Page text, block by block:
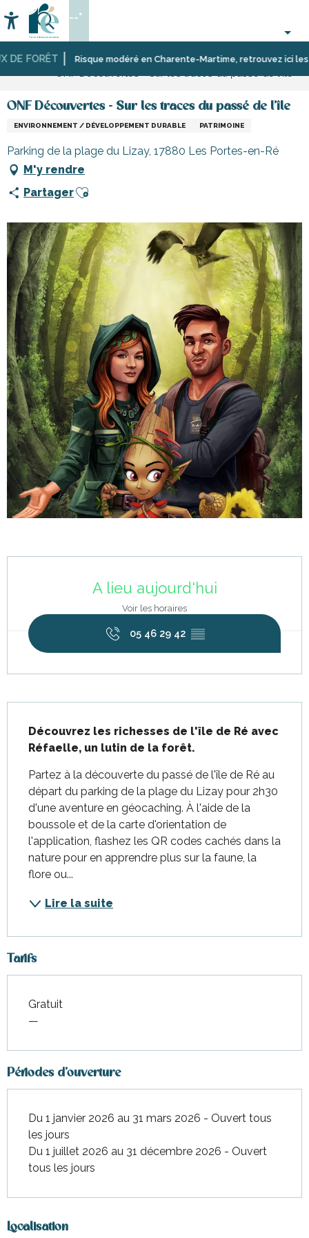
au
contenu
principal
FORÊT Risque modéré en Charente-Martime, retrouvez ici les
Accessibilité
Recherche
--°
Accueil
Activités,Activités
ONF Découvertes - Sur les traces du passé de l'île
ENVIRONNEMENT / DÉVELOPPEMENT DURABLE PATRIMOINE
Parking de la plage du Lizay, 17880 Les Portes-en-Ré
M'y rendre
PartagerAjouter aux favoris
A lieu aujourd'hui
Voir les horaires
05 46 29 42 ▒▒
Découvrez les richesses de l'île de Ré avec
Réfaelle, un lutin de la forêt.
Partez à la découverte du passé de l'île de Ré au
départ du parking de la plage du Lizay pour 2h30
d'une aventure en géocaching. À l'aide de la
boussole et de la carte d'orientation de
l'application, flashez les QR codes cachés dans la
nature pour en apprendre plus sur la faune, la
flore ou...
Lire la suite
Tarifs
Gratuit
—
Périodes d'ouverture
Du 1 janvier 2026 au 31 mars 2026 - Ouvert tous
les jours
Du 1 juillet 2026 au 31 décembre 2026 - Ouvert
tous les jours
Localisation